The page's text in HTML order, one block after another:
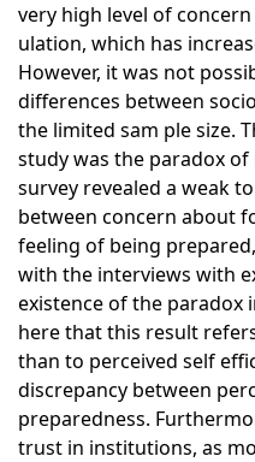
very high level of
ulation, which has
However, it was not
differences between
the limited sam ple size.
study was the paradox
survey revealed a weak
between concern about
feeling of being
with the interviews with
existence of the paradox
here that this result
than to perceived self
discrepancy between
preparedness.
trust in institutions, as